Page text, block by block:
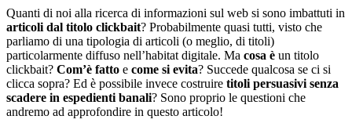
Quanti di noi alla ricerca di informazioni sul web si sono imbattuti in
articoli dal titolo clickbait? Probabilmente quasi tutti, visto che
parliamo di una tipologia di articoli (o meglio, di titoli)
particolarmente diffuso nell’habitat digitale. Ma cosa è un titolo
clickbait? Com’è fatto e come si evita? Succede qualcosa se ci si
clicca sopra? Ed è possibile invece costruire titoli persuasivi senza
scadere in espedienti banali? Sono proprio le questioni che
andremo ad approfondire in questo articolo!